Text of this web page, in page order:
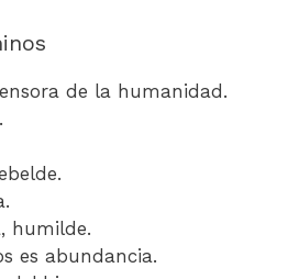
de la humanidad.
humilde.
es abundancia.